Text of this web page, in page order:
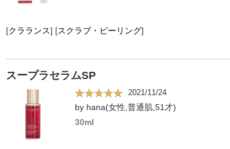
[クラランス] [スクラブ・ピーリング]
スープラセラムSP
2021/11/24
by hana(女性,普通肌,51才)
30ml